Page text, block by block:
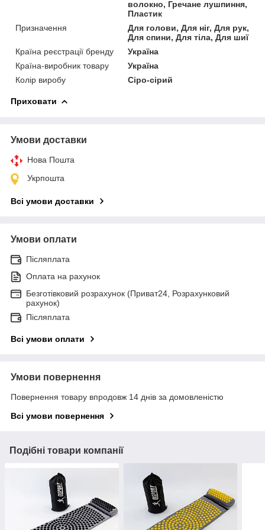
волокно, Гречане лушпиння,
Пластик
Призначення
Для голови, Для ніг, Для рук,
Для спини, Для тіла, Для шиї
Країна реєстрації бренду
Україна
Країна-виробник товару
Україна
Колір виробу
Сіро-сірий
Приховати
Умови доставки
Нова Пошта
Укрпошта
Всі умови доставки
Умови оплати
Післяплата
Оплата на рахунок
Безготівковий розрахунок (Приват24, Розрахунковий
рахунок)
Післяплата
Всі умови оплати
Умови повернення
Повернення товару впродовж 14 днів за домовленістю
Всі умови повернення
Подібні товари компанії